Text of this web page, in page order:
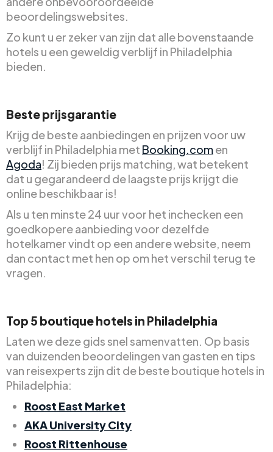
beoordelingswebsites.
Zo kunt u er zeker van zijn dat alle bovenstaande
hotels u een geweldig verblijf in Philadelphia
bieden.
Beste prijsgarantie
Krijg de beste aanbiedingen en prijzen voor uw
verblijf in Philadelphia met Booking.comen
Agoda! Zij bieden prijs matching, wat betekent
dat u gegarandeerd de laagste prijs krijgt die
online beschikbaar is!
Als u ten minste 24 uur voor het inchecken een
goedkopere aanbieding voor dezelfde
hotelkamer vindt op een andere website, neem
dan contact met hen op om het verschil terug te
vragen.
Top 5 boutique hotels in Philadelphia
Laten we deze gids snel samenvatten. Op basis
van duizenden beoordelingen van gasten en tips
van reisexperts zijn dit de beste boutique hotels in
Philadelphia:
Roost East Market
AKA University City
Roost Rittenhouse